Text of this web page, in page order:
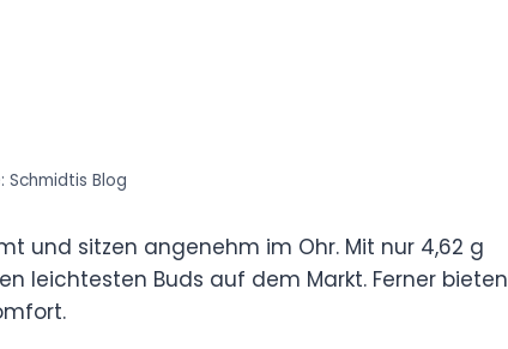
Schmidtis Blog
und sitzen angenehm im Ohr. Mit nur 4,62 g
leichtesten Buds auf dem Markt. Ferner bieten